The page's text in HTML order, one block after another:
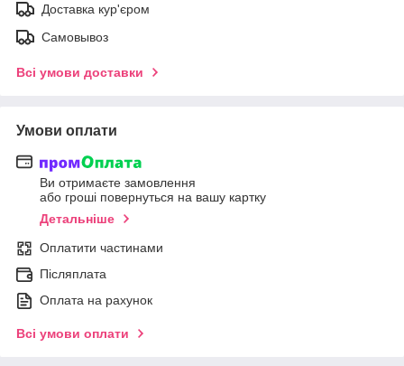
Доставка кур'єром
Самовывоз
Всі умови доставки
Умови оплати
Ви отримаєте замовлення
або гроші повернуться на вашу картку
Детальніше
Оплатити частинами
Післяплата
Оплата на рахунок
Всі умови оплати